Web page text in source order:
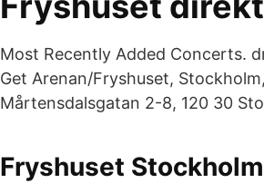
Most Recently Added Concerts.
Get Arenan/Fryshuset,
Mårtensdalsgatan 2-8, 120 30
Fryshuset